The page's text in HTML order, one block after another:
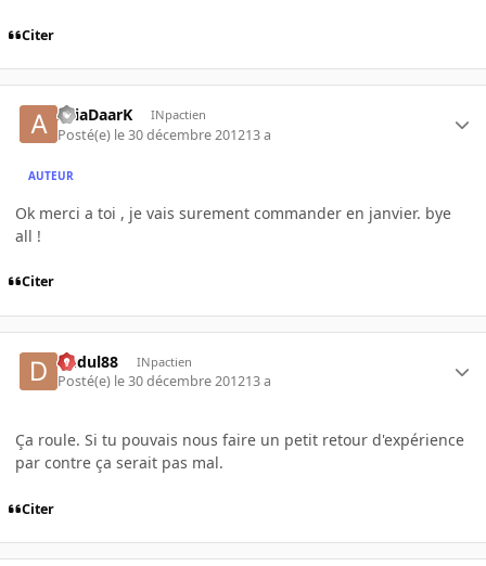
Citer
AriaDaarK INpactien
Posté(e) le 30 décembre 201213 a
AUTEUR
Ok merci a toi , je vais surement commander en janvier. bye
all !
Citer
dudul88 INpactien
Posté(e) le 30 décembre 201213 a
Ça roule. Si tu pouvais nous faire un petit retour d'expérience
par contre ça serait pas mal.
Citer